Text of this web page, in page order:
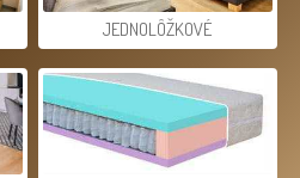
JEDNOLÔŽKOVÉ